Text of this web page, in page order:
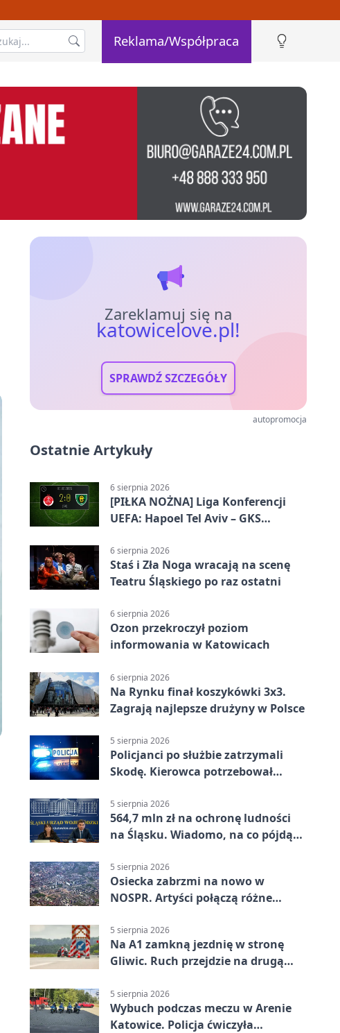
Reklama/Współpraca
Zareklamuj się na
katowicelove.pl!
SPRAWDŹ SZCZEGÓŁY
autopromocja
Ostatnie Artykuły
6 sierpnia 2026
[PIŁKA NOŻNA] Liga Konferencji
UEFA: Hapoel Tel Aviv – GKS
rundy kwalifikacyjnej
6 sierpnia 2026
Staś i Zła Noga wracają na scenę
Teatru Śląskiego po raz ostatni
6 sierpnia 2026
Ozon przekroczył poziom
informowania w Katowicach
6 sierpnia 2026
Na Rynku finał koszykówki 3x3.
Zagrają najlepsze drużyny w Polsce
5 sierpnia 2026
Policjanci po służbie zatrzymali
Skodę. Kierowca potrzebował
5 sierpnia 2026
564,7 mln zł na ochronę ludności
na Śląsku. Wiadomo, na co pójdą
5 sierpnia 2026
Osiecka zabrzmi na nowo w
NOSPR. Artyści połączą różne
5 sierpnia 2026
Na A1 zamkną jezdnię w stronę
Gliwic. Ruch przejdzie na drugą
5 sierpnia 2026
Wybuch podczas meczu w Arenie
Katowice. Policja ćwiczyła